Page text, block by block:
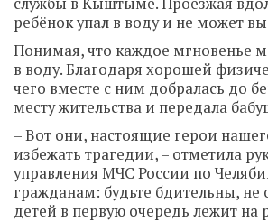
ребёнок упал в воду и не может
Понимая, что каждое мгновенье
в воду. Благодаря хорошей
чего вместе с ним добралась до
месту жительства и передала
– Вот они, настоящие герои
избежать трагедии, – отметила
управления МЧС России по
гражданам: будьте бдительны, не
детей в первую очередь лежит на